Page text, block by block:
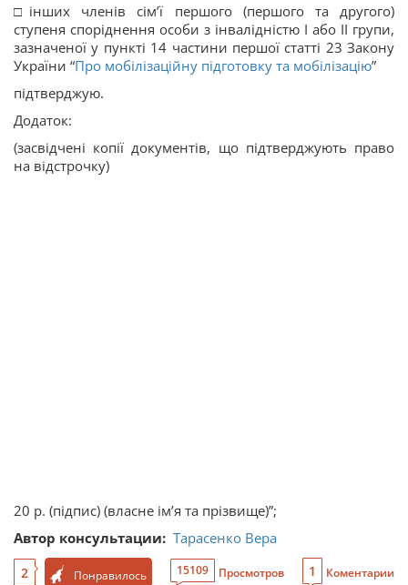
□інших членів сім’ї першого (першого та другого)
ступеня споріднення особи з інвалідністю I або II групи,
зазначеної у пункті 14 частини першої статті 23 Закону
України “Про мобілізаційну підготовку та мобілізацію”
підтверджую.
Додаток:
(засвідчені копії документів, що підтверджують право
на відстрочку)
20 р. (підпис) (власне ім’я та прізвище)”;
Автор консультации: Тарасенко Вера
2 Понравилось 15109 Просмотров 1 Коментарии